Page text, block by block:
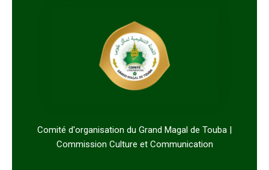
Comité d'organisation du Grand Magal de Touba |
Commission Culture et Communication